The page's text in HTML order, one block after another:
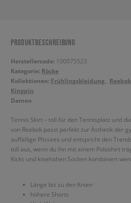
PRODUKTBESCHREIBUNG
Herstellercode: 100075523
Kategorie: Röcke
Kollektionen: Frühlingskleidung
Kingpin
Damen
Tennis Skirt – toll für den Tennisplatz und
von Reebok passt perfekt zur Ästhetik der
auffällige Plissees und entspricht den
toll aus, wenn du ihn mit einem Poloshirt
Kicks und kniehohen Socken kombiniert
Länge bis zu den Knien
höhere Shorts